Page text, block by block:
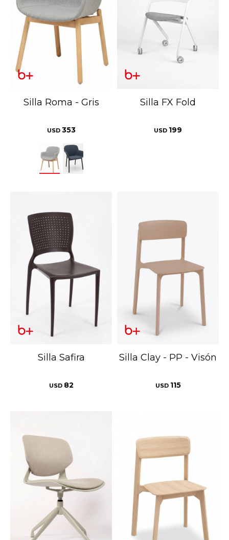
Silla Roma - Gris
USD 353
Silla FX Fold
USD 199
Silla Safira
USD 82
Silla Clay - PP - Visón
USD 115